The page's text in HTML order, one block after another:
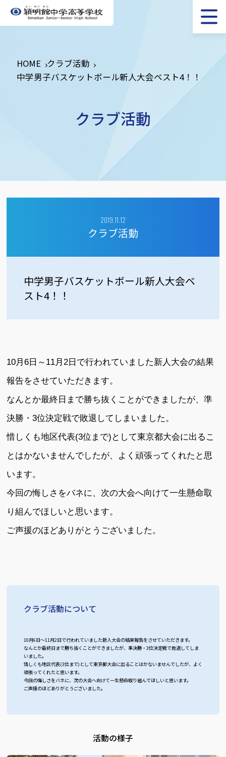
HOME クラブ活動
中学男子バスケットボール新人大会ベスト4！！
クラブ活動
2019.11.12
クラブ活動
中学男子バスケットボール新人大会ベ
スト4！！
10月6日～11月2日で行われていました新人大会の結果
報告をさせていただきます。
なんとか最終日まで勝ち抜くことができましたが、準
決勝・3位決定戦で敗退してしまいました。
惜しくも地区代表(3位まで)として東京都大会に出るこ
とはかないませんでしたが、よく頑張ってくれたと思
います。
今回の悔しさをバネに、次の大会へ向けて一生懸命取
り組んでほしいと思います。
ご声援のほどありがとうございました。
クラブ活動について
10月6日～11月2日で行われていました新人大会の結果報告をさせていただきます。
なんとか最終日まで勝ち抜くことができましたが、準決勝・3位決定戦で敗退してしま
いました。
惜しくも地区代表(3位まで)として東京都大会に出ることはかないませんでしたが、よく
頑張ってくれたと思います。
今回の悔しさをバネに、次の大会へ向けて一生懸命取り組んでほしいと思います。
ご声援のほどありがとうございました。
活動の様子